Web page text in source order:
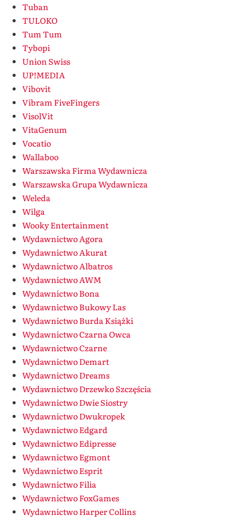
Tuban
TULOKO
Tum Tum
Tybopi
Union Swiss
UP!MEDIA
Vibovit
Vibram FiveFingers
VisolVit
VitaGenum
Vocatio
Wallaboo
Warszawska Firma Wydawnicza
Warszawska Grupa Wydawnicza
Weleda
Wilga
Wooky Entertainment
Wydawnictwo Agora
Wydawnictwo Akurat
Wydawnictwo Albatros
Wydawnictwo AWM
Wydawnictwo Bona
Wydawnictwo Bukowy Las
Wydawnictwo Burda Książki
Wydawnictwo Czarna Owca
Wydawnictwo Czarne
Wydawnictwo Demart
Wydawnictwo Dreams
Wydawnictwo Drzewko Szczęścia
Wydawnictwo Dwie Siostry
Wydawnictwo Dwukropek
Wydawnictwo Edgard
Wydawnictwo Edipresse
Wydawnictwo Egmont
Wydawnictwo Esprit
Wydawnictwo Filia
Wydawnictwo FoxGames
Wydawnictwo Harper Collins